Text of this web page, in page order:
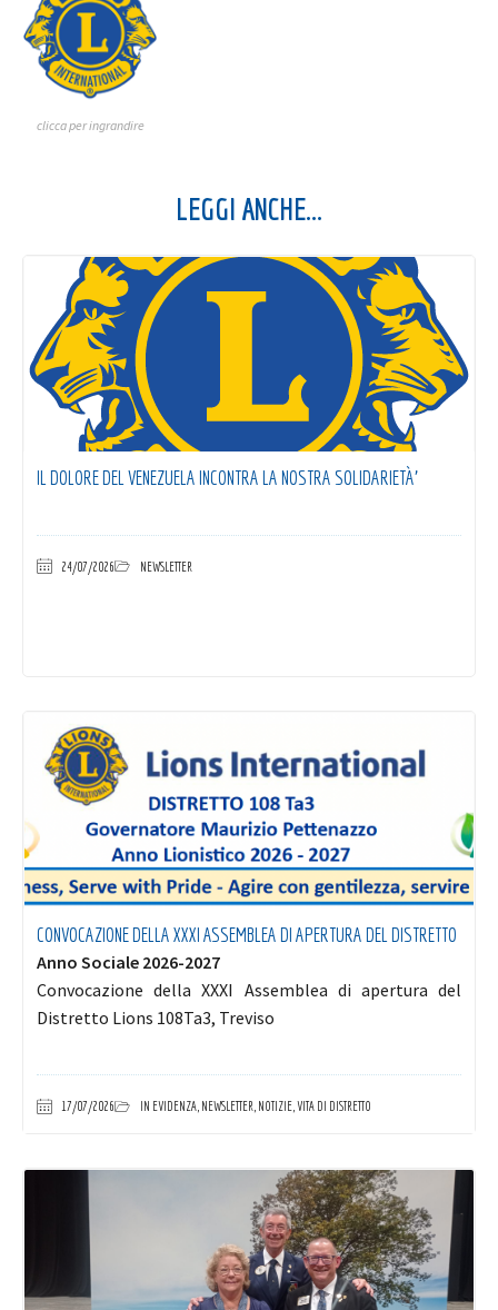
clicca per ingrandire
LEGGI ANCHE...
IL DOLORE DEL VENEZUELA INCONTRA LA NOSTRA SOLIDARIETÀ’
24/07/2026 NEWSLETTER
CONVOCAZIONE DELLA XXXI ASSEMBLEA DI APERTURA DEL DISTRETTO
Anno Sociale 2026-2027
Convocazione della XXXI Assemblea di apertura del
Distretto Lions 108Ta3, Treviso
17/07/2026 IN EVIDENZA, NEWSLETTER NOTIZIE, VITA DI DISTRETTO